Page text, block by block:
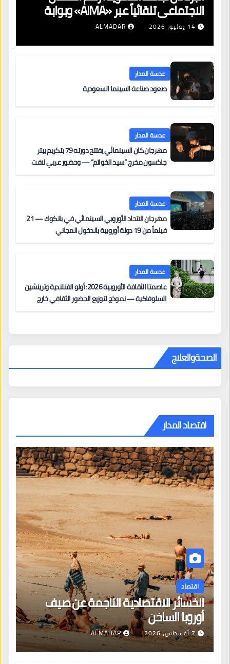
الاجتماعي تلقائياً عبر «AIMA» وبوابة
جديدة لتجديد الإقامات
14 يوليو، 2026 ALMADAR
عدسة المدار
صعود صناعة السينما السعودية
عدسة المدار
مهرجان كان السينمائي يفتتح دورته 79 بتكريم بيتر
جاكسون مخرج “سيد الخواتم” — وحضور عربي لافت
عدسة المدار
مهرجان الاتحاد الأوروبي السينمائي في بانكوك — 21
فيلماً من 19 دولة أوروبية بالدخول المجاني
عدسة المدار
عاصمتا الثقافة الأوروبية 2026: أولو الفنلندية وترينشين
السلوفاكية — نموذج لتوزيع الحضور الثقافي خارج
الصحةوالعلاج
اقتصاد المدار
اقتصاد
الخسائر الاقتصادية الناجمة عن صيف
أوروبا الساخن
7 أغسطس، 2026 ALMADAR